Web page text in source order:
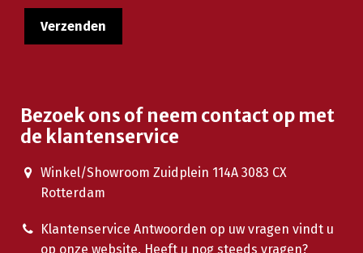
Bezoek ons of neem contact op met
de klantenservice
Winkel/Showroom Zuidplein 114A 3083 CX
Rotterdam
Klantenservice Antwoorden op uw vragen vindt u
op onze website. Heeft u nog steeds vragen?